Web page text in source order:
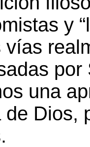
y
por
una
de Dios,